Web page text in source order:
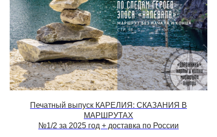
Печатный выпуск КАРЕЛИЯ: СКАЗАНИЯ В
МАРШРУТАХ
№1/2 за 2025 год + доставка по России